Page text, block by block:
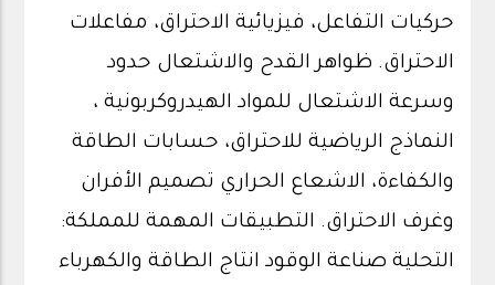
حركيات التفاعل، فيزيائية الاحتراق، مفاعلات
الاحتراق. ظواهر القدح والاشتعال حدود
وسرعة الاشتعال للمواد الهيدروكربونية ،
النماذج الرياضية للاحتراق، حسابات الطاقة
والكفاءة، الاشعاع الحراري تصميم الأفران
وغرف الاحتراق. التطبيقات المهمة للمملكة:
التحلية صناعة الوقود انتاج الطاقة والكهرباء